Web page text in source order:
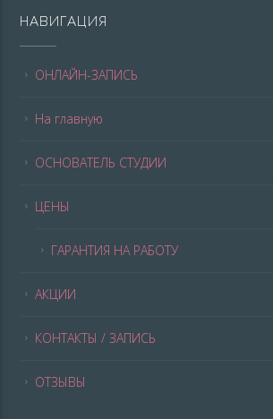
НАВИГАЦИЯ
ОНЛАЙН-ЗАПИСЬ
На главную
ОСНОВАТЕЛЬ СТУДИИ
ЦЕНЫ
ГАРАНТИЯ НА РАБОТУ
АКЦИИ
КОНТАКТЫ / ЗАПИСЬ
ОТЗЫВЫ